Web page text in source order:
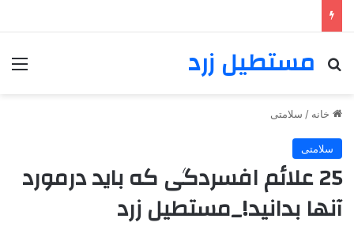
مستطیل زرد
خانه / سلامتی
سلامتی
25 علائم افسردگی که باید درمورد
آنها بدانید!_مستطیل زرد